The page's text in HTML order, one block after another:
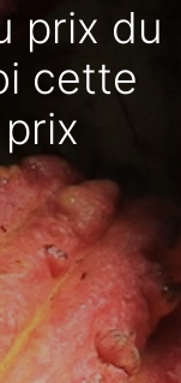
prix du
cette